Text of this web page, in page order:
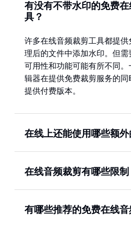
有没有不带水印的免费
具？
许多在线音频裁剪工具都提
理后的文件中添加水印。但
可用性和功能可能有所不同
辑器在提供免费裁剪服务的
提供付费版本。
在线上还能使用哪些额外
在线音频裁剪有哪些限制
有哪些推荐的免费在线音